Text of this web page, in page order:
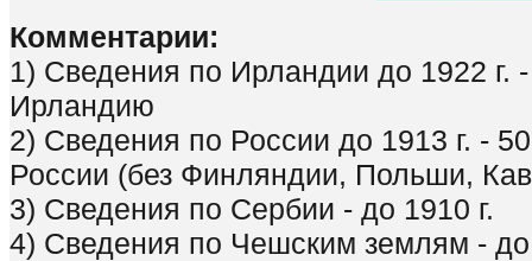
Комментарии:
1) Сведения по Ирландии до 1922 г.
Ирландию
2) Сведения по России до 1913 г. -
России (без Финляндии, Польши,
3) Сведения по Сербии - до 1910 г.
4) Сведения по Чешским землям - до